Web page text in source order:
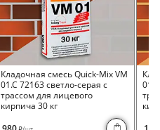
Кладочная смесь Quick-Mix VM
01.C 72163 светло-серая с
трассом для лицевого
кирпича 30 кг
i
01.I